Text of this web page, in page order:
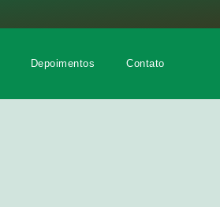
Depoimentos Contato